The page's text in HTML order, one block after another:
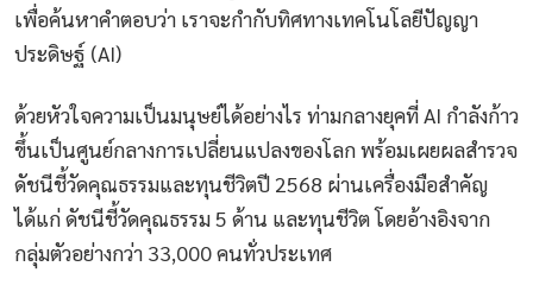
เพื่อค้นหาคำตอบว่า เราจะกำกับทิศทางเทคโนโลยีปัญญา
ประดิษฐ์ (AI)
ด้วยหัวใจความเป็นมนุษย์ได้อย่างไร ท่ามกลางยุคที่ AI กำลังก้าว
ขึ้นเป็นศูนย์กลางการเปลี่ยนแปลงของโลก พร้อมเผยผลสำรวจ
ดัชนีชี้วัดคุณธรรมและทุนชีวิตปี 2568 ผ่านเครื่องมือสำคัญ
ได้แก่ ดัชนีชี้วัดคุณธรรม 5 ด้าน และทุนชีวิต โดยอ้างอิงจาก
กลุ่มตัวอย่างกว่า 33,000 คนทั่วประเทศ